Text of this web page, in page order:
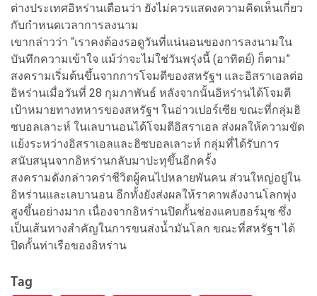
ต่างประเทศอิหร่านเตือนว่า ยังไม่ควรแสดงความคิดเห็นเกี่ยว
กับกำหนดเวลาการลงนาม
เขากล่าวว่า “เราคงต้องรอดูวันที่แน่นอนของการลงนามใน
บันทึกความเข้าใจ แม้ว่าจะไม่ใช่วันพรุ่งนี้ (อาทิตย์) ก็ตาม”
สงครามเริ่มต้นขึ้นจากการโจมตีของสหรัฐฯ และอิสราเอลต่อ
อิหร่านเมื่อวันที่ 28 กุมภาพันธ์ หลังจากนั้นอิหร่านได้โจมตี
เป้าหมายทางทหารของสหรัฐฯ ในอ่าวเปอร์เซีย ขณะที่กลุ่มฮิ
ซบอลเลาะห์ ในเลบานอนได้โจมตีอิสราเอล ส่งผลให้ความขัด
แย้งระหว่างอิสราเอลและฮิซบอลเลาะห์ กลุ่มที่ได้รับการ
สนับสนุนจากอิหร่านกลับมาปะทุขึ้นอีกครั้ง
สงครามดังกล่าวคร่าชีวิตผู้คนไปหลายพันคน ส่วนใหญ่อยู่ใน
อิหร่านและเลบานอน อีกทั้งยังส่งผลให้ราคาพลังงานโลกพุ่ง
สูงขึ้นอย่างมาก เนื่องจากอิหร่านปิดกั้นช่องแคบฮอร์มุซ ซึ่ง
เป็นเส้นทางสำคัญในการขนส่งน้ำมันโลก ขณะที่สหรัฐฯ ได้
ปิดกั้นท่าเรือของอิหร่าน
Tag